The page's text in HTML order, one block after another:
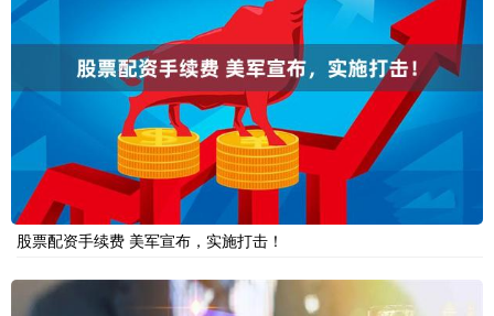
股票配资手续费 美军宣布，实施打击！